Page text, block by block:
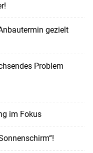
gezielt
Problem
im Fokus